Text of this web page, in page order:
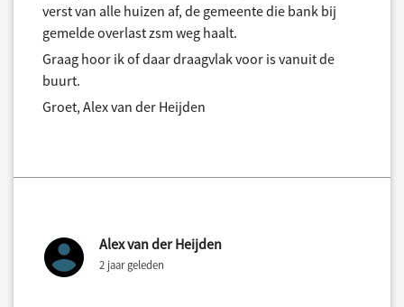
verst van alle huizen af, de gemeente die bank bij
gemelde overlast zsm weg haalt.
Graag hoor ik of daar draagvlak voor is vanuit de
buurt.
Groet, Alex van der Heijden
Alex van der Heijden
2 jaar geleden